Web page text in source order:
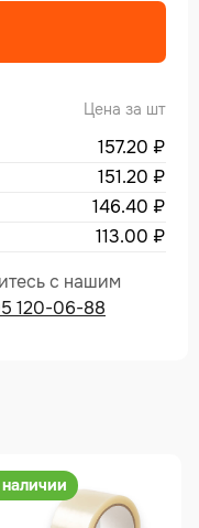
Цена за шт
157.20 ₽
151.20 ₽
146.40 ₽
113.00 ₽
с нашим
120-06-88